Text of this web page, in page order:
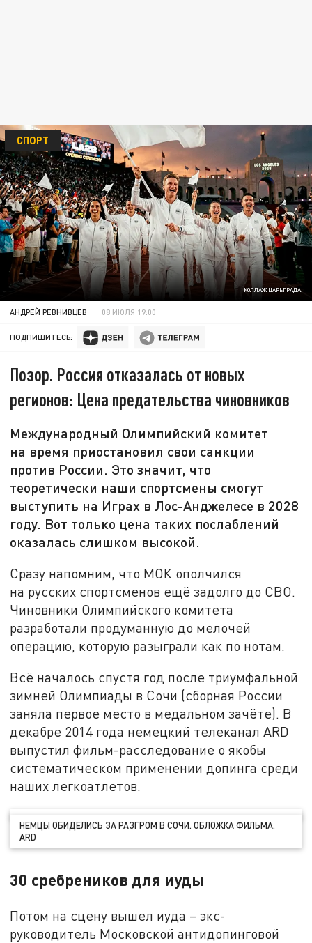
КОЛЛАЖ ЦАРЬГРАДА.
СПОРТ
АНДРЕЙ РЕВНИВЦЕВ 08 ИЮЛЯ 19:00
ПОДПИШИТЕСЬ:
Позор. Россия отказалась от новых
регионов: Цена предательства чиновников
Международный Олимпийский комитет
на время приостановил свои санкции
против России. Это значит, что
теоретически наши спортсмены смогут
выступить на Играх в Лос-Анджелесе в 2028
году. Вот только цена таких послаблений
оказалась слишком высокой.
Сразу напомним, что МОК ополчился
на русских спортсменов ещё задолго до СВО.
Чиновники Олимпийского комитета
разработали продуманную до мелочей
операцию, которую разыграли как по нотам.
Всё началось спустя год после триумфальной
зимней Олимпиады в Сочи (сборная России
заняла первое место в медальном зачёте). В
декабре 2014 года немецкий телеканал ARD
выпустил фильм-расследование о якобы
систематическом применении допинга среди
наших легкоатлетов.
НЕМЦЫ ОБИДЕЛИСЬ ЗА РАЗГРОМ В СОЧИ. ОБЛОЖКА ФИЛЬМА.
ARD
30 сребреников для иуды
Потом на сцену вышел иуда – экс-
руководитель Московской антидопинговой